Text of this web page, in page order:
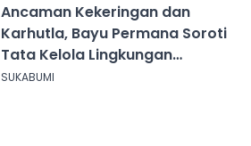
Ancaman Kekeringan dan
Karhutla, Bayu Permana Soroti
Tata Kelola Lingkungan
Sukabumi
SUKABUMI